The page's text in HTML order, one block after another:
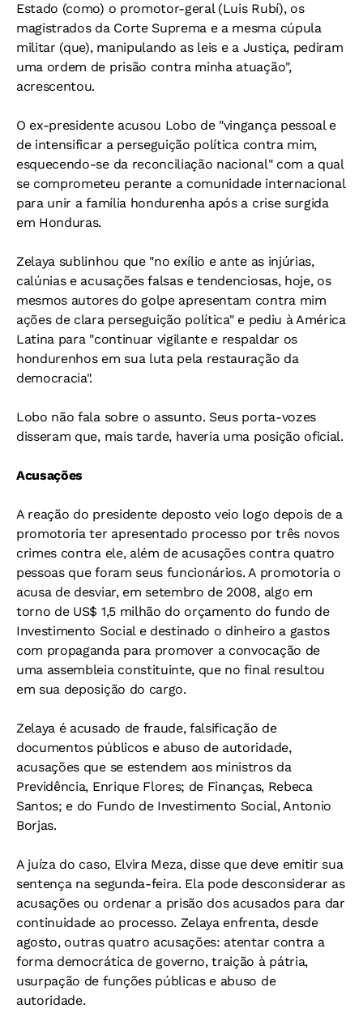
Estado (como) o promotor-geral (Luis Rubí), os
magistrados da Corte Suprema e a mesma cúpula
militar (que), manipulando as leis e a Justiça, pediram
uma ordem de prisão contra minha atuação",
acrescentou.
O ex-presidente acusou Lobo de "vingança pessoal e
de intensificar a perseguição política contra mim,
esquecendo-se da reconciliação nacional" com a qual
se comprometeu perante a comunidade internacional
para unir a família hondurenha após a crise surgida
em Honduras.
Zelaya sublinhou que "no exílio e ante as injúrias,
calúnias e acusações falsas e tendenciosas, hoje, os
mesmos autores do golpe apresentam contra mim
ações de clara perseguição política" e pediu à América
Latina para "continuar vigilante e respaldar os
hondurenhos em sua luta pela restauração da
democracia".
Lobo não fala sobre o assunto. Seus porta-vozes
disseram que, mais tarde, haveria uma posição oficial.
Acusações
A reação do presidente deposto veio logo depois de a
promotoria ter apresentado processo por três novos
crimes contra ele, além de acusações contra quatro
pessoas que foram seus funcionários. A promotoria o
acusa de desviar, em setembro de 2008, algo em
torno de US$ 1,5 milhão do orçamento do fundo de
Investimento Social e destinado o dinheiro a gastos
com propaganda para promover a convocação de
uma assembleia constituinte, que no final resultou
em sua deposição do cargo.
Zelaya é acusado de fraude, falsificação de
documentos públicos e abuso de autoridade,
acusações que se estendem aos ministros da
Previdência, Enrique Flores; de Finanças, Rebeca
Santos; e do Fundo de Investimento Social, Antonio
Borjas.
A juíza do caso, Elvira Meza, disse que deve emitir sua
sentença na segunda-feira. Ela pode desconsiderar as
acusações ou ordenar a prisão dos acusados para dar
continuidade ao processo. Zelaya enfrenta, desde
agosto, outras quatro acusações: atentar contra a
forma democrática de governo, traição à pátria,
usurpação de funções públicas e abuso de
autoridade.